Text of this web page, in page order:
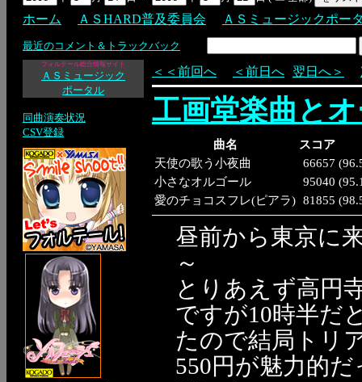
ホーム ＡＳHARD普及委員会 ＡＳミュージックポー
最近のコメント＆トラックバック
フォルテール総合情報サイト
ＡＳミュージック
ポータル
同曲演奏状況
CSV登録
＜＜前回へ ＜前日へ 翌日へ＞
工画堂楽曲と
曲名
スコア
天使の歌う小夜曲
66657 (
小さなオルゴール
95040 (
愛のチョコスフレ(ピアラ) 81855 (
昼前から東京に
～
とりあえず高円
ですが10時半だ
たので結局トリ
550円が魅力的